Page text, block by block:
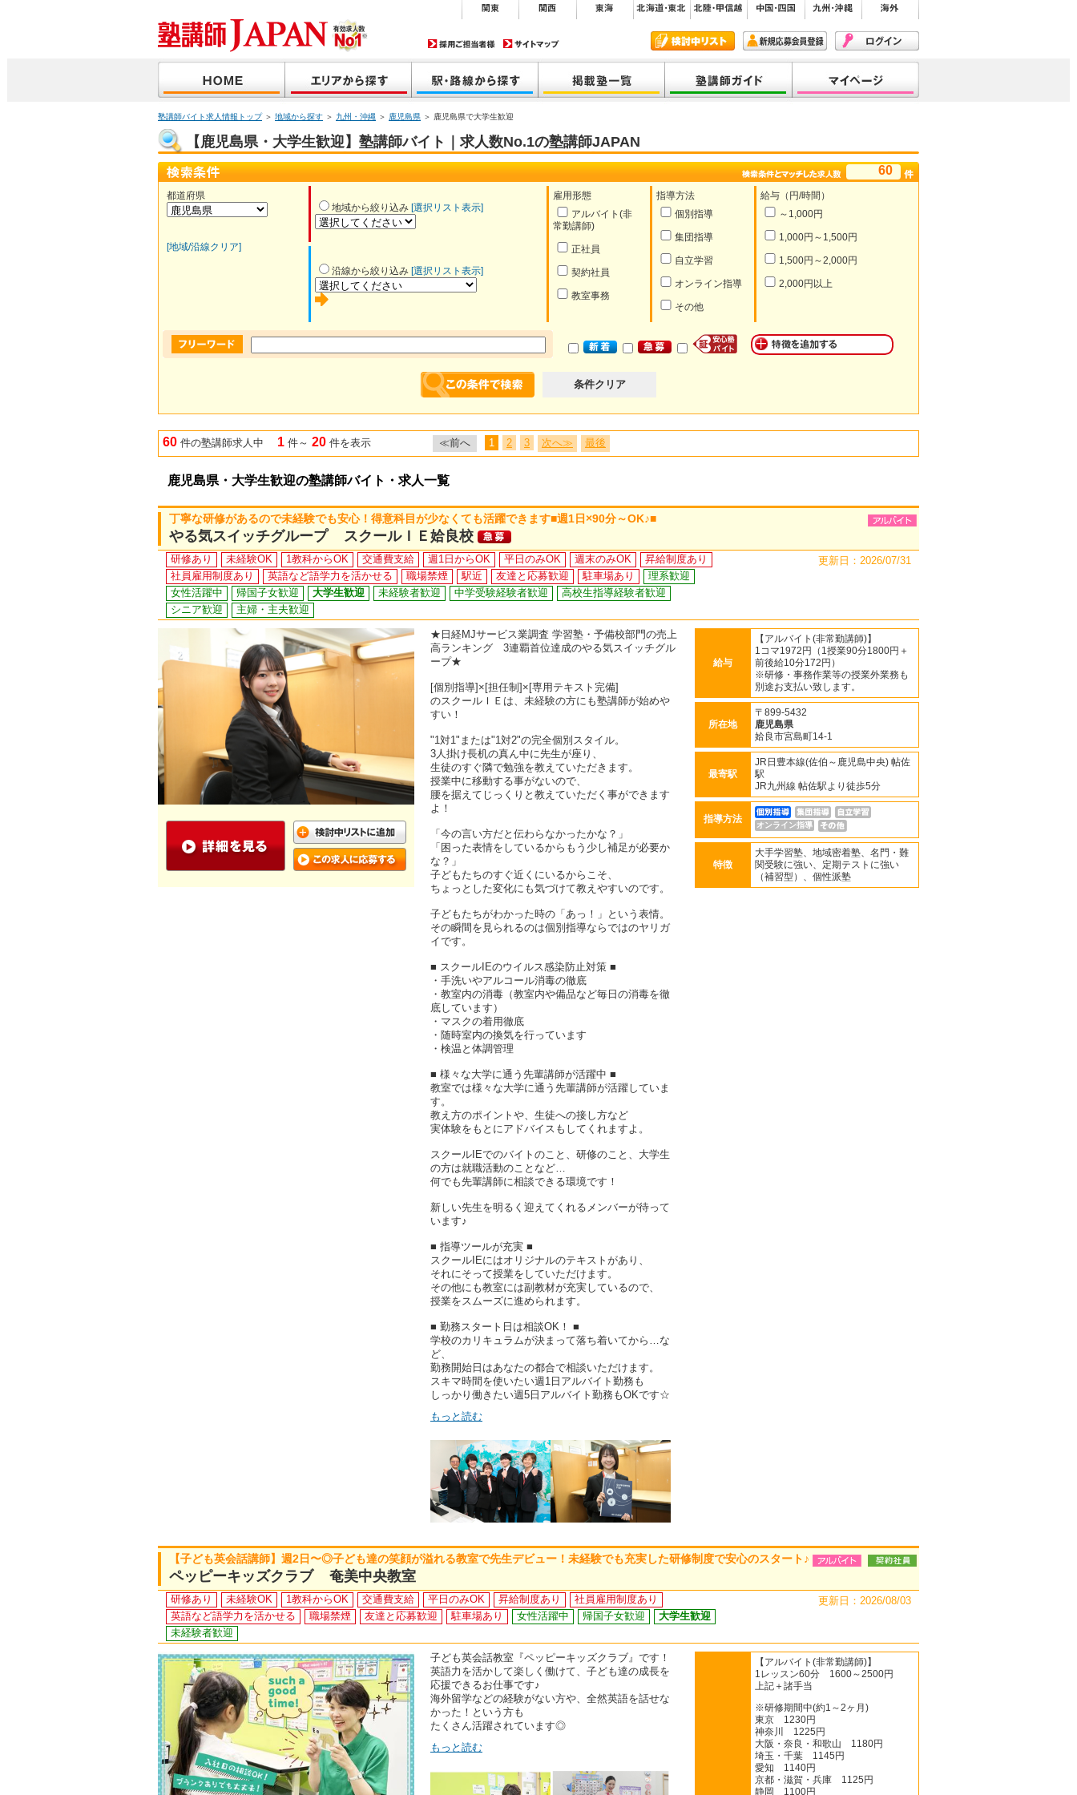
塾講師バイト求人情報トップ＞ 地域から探す ＞ 九州・沖縄 ＞ 鹿児島県 ＞ 鹿児島県で大学生歓迎
【鹿児島県・大学生歓迎】塾講師バイト｜求人数No.1の塾講師JAPAN
60
都道府県
[地域/沿線クリア]
地域から絞り込み [選択リスト表示]
雇用形態
アルバイト(非
常勤講師)
正社員
契約社員
教室事務
指導方法
個別指導
集団指導
自立学習
オンライン指導
その他
給与（円/時間）
～1,000円
1,000円～1,500円
1,500円～2,000円
2,000円以上
沿線から絞り込み [選択リスト表示]
条件クリア
60 件の塾講師求人中 1 件～ 20 件を表示 ≪前へ 1 2 3 次へ≫ 最後
鹿児島県・大学生歓迎の塾講師バイト・求人一覧
丁寧な研修があるので未経験でも安心！得意科目が少なくても活躍できます■週1日×90分～OK♪■
やる気スイッチグループ スクールＩＥ姶良校
研修あり 未経験OK 1教科からOK 交通費支給 週1日からOK 平日のみOK 週末のみOK
昇給制度あり
社員雇用制度あり
英語など語学力を活かせる 職場禁煙 駅近 友達と応募歓迎 駐車場あり
理系歓迎
女性活躍中
帰国子女歓迎 大学生歓迎 未経験者歓迎 中学受験経験者歓迎
高校生指導経験者歓迎
シニア歓迎
主婦・主夫歓迎
更新日：2026/07/31
★日経MJサービス業調査 学習塾・予備校部門の売上
高ランキング 3連覇首位達成のやる気スイッチグル
ープ★
[個別指導]×[担任制]×[専用テキスト完備]
のスクールＩＥは、未経験の方にも塾講師が始めや
すい！
"1対1"または"1対2"の完全個別スタイル。
3人掛け長机の真ん中に先生が座り、
生徒のすぐ隣で勉強を教えていただきます。
授業中に移動する事がないので、
腰を据えてじっくりと教えていただく事ができます
よ！
「今の言い方だと伝わらなかったかな？」
「困った表情をしているからもう少し補足が必要か
な？」
子どもたちのすぐ近くにいるからこそ、
ちょっとした変化にも気づけて教えやすいのです。
子どもたちがわかった時の「あっ！」という表情。
その瞬間を見られるのは個別指導ならではのヤリガ
イです。
■ スクールIEのウイルス感染防止対策 ■
・手洗いやアルコール消毒の徹底
・教室内の消毒（教室内や備品など毎日の消毒を徹
底しています）
・マスクの着用徹底
・随時室内の換気を行っています
・検温と体調管理
■ 様々な大学に通う先輩講師が活躍中 ■
教室では様々な大学に通う先輩講師が活躍していま
す。
教え方のポイントや、生徒への接し方など
実体験をもとにアドバイスもしてくれますよ。
スクールIEでのバイトのこと、研修のこと、大学生
の方は就職活動のことなど…
何でも先輩講師に相談できる環境です！
新しい先生を明るく迎えてくれるメンバーが待って
います♪
■ 指導ツールが充実 ■
スクールIEにはオリジナルのテキストがあり、
それにそって授業をしていただけます。
その他にも教室には副教材が充実しているので、
授業をスムーズに進められます。
■ 勤務スタート日は相談OK！ ■
学校のカリキュラムが決まって落ち着いてから…な
ど、
勤務開始日はあなたの都合で相談いただけます。
スキマ時間を使いたい週1日アルバイト勤務も
しっかり働きたい週5日アルバイト勤務もOKです☆
もっと読む
給与
【アルバイト(非常勤講師)】
1コマ1972円（1授業90分1800円＋
前後給10分172円）
※研修・事務作業等の授業外業務も
別途お支払い致します。
所在地
〒899-5432
鹿児島県
姶良市宮島町14-1
最寄駅
JR日豊本線(佐伯～鹿児島中央) 帖佐
駅
JR九州線 帖佐駅より徒歩5分
指導方法
オンライン指導
特徴
大手学習塾、地域密着塾、名門・難
関受験に強い、定期テストに強い
（補習型）、個性派塾
【子ども英会話講師】週2日〜◎子ども達の笑顔が溢れる教室で先生デビュー！未経験でも充実した研修制度で安心のスタート♪
ペッピーキッズクラブ 奄美中央教室
研修あり 未経験OK 1教科からOK 交通費支給 平日のみOK 昇給制度あり
社員雇用制度あり
英語など語学力を活かせる
職場禁煙 友達と応募歓迎 駐車場あり 女性活躍中 帰国子女歓迎
大学生歓迎
未経験者歓迎
更新日：2026/08/03
子ども英会話教室『ペッピーキッズクラブ』です！
英語力を活かして楽しく働けて、子ども達の成長を
応援できるお仕事です♪
海外留学などの経験がない方や、全然英語を話せな
かった！という方も
たくさん活躍されています◎
もっと読む
【アルバイト(非常勤講師)】
1レッスン60分 1600～2500円
上記＋諸手当
※研修期間中(約1～2ヶ月)
東京 1230円
神奈川 1225円
大阪・奈良・和歌山 1180円
埼玉・千葉 1145円
愛知 1140円
京都・滋賀・兵庫 1125円
静岡 1100円